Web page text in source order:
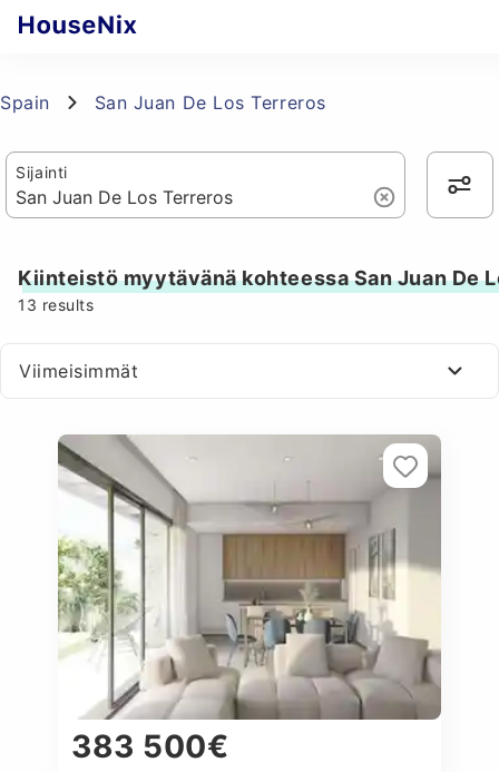
Spain San Juan De Los Terreros
Sijainti
Kiinteistö myytävänä kohteessa San Juan De
13 results
Viimeisimmät
383 500€